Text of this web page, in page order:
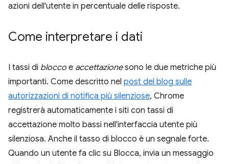
azioni dell'utente in percentuale delle risposte.
Come interpretare i dati
I tassi di blocco e accettazionesono le due metriche più
importanti. Come descritto nel post del blog sulle
autorizzazioni di notifica più silenziose, Chrome
registrerà automaticamente i siti con tassi di
accettazione molto bassi nell'interfaccia utente più
silenziosa. Anche il tasso di blocco è un segnale forte.
Quando un utente fa clic su Blocca, invia un messaggio